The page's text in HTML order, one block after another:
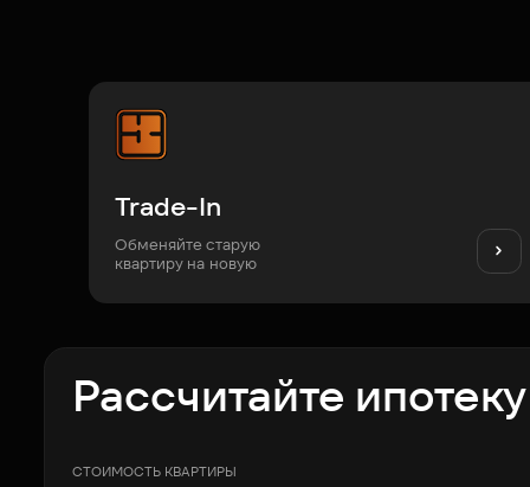
Trade-In
Обменяйте старую
квартиру на новую
Рассчитайте ипотеку
СТОИМОСТЬ КВАРТИРЫ